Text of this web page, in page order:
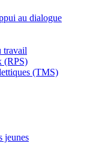
au dialogue
travail
(RPS)
(TMS)
jeunes